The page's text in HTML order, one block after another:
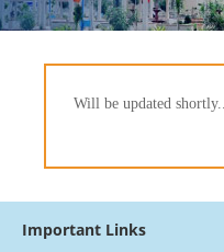
Will be updated shortly...
Important Links